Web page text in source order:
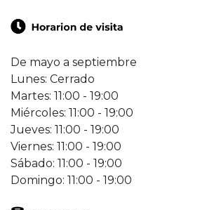
De mayo a septiembre
Lunes: Cerrado
Martes: 11:00 - 19:00
Miércoles: 11:00 - 19:00
Jueves: 11:00 - 19:00
Viernes: 11:00 - 19:00
Sábado: 11:00 - 19:00
Domingo: 11:00 - 19:00